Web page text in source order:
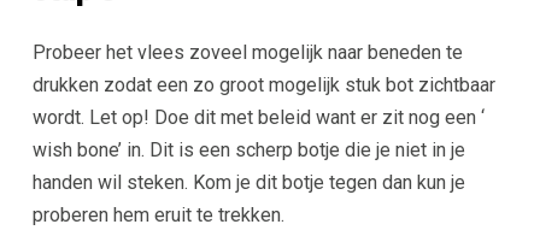
Probeer het vlees zoveel mogelijk naar beneden te
drukken zodat een zo groot mogelijk stuk bot zichtbaar
wordt. Let op! Doe dit met beleid want er zit nog een ‘
wish bone’ in. Dit is een scherp botje die je niet in je
handen wil steken. Kom je dit botje tegen dan kun je
proberen hem eruit te trekken.